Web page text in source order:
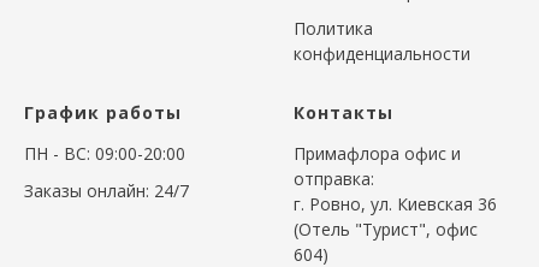
Политика
конфиденциальности
График работы
ПН - ВС: 09:00-20:00
Заказы онлайн: 24/7
Контакты
Примафлора офис и
отправка:
г. Ровно, ул. Киевская 36
(Отель "Турист", офис
604)